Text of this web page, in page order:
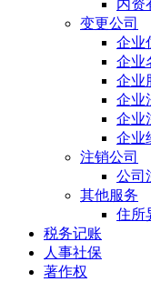
内资
变更公司
企业
企业
企业
企业
企业
企业
注销公司
公司
其他服务
住所
税务记账
人事社保
著作权